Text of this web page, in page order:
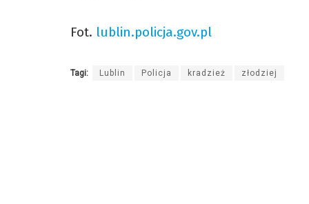
Fot. lublin.policja.gov.pl
Tagi: Lublin Policja kradzież złodziej